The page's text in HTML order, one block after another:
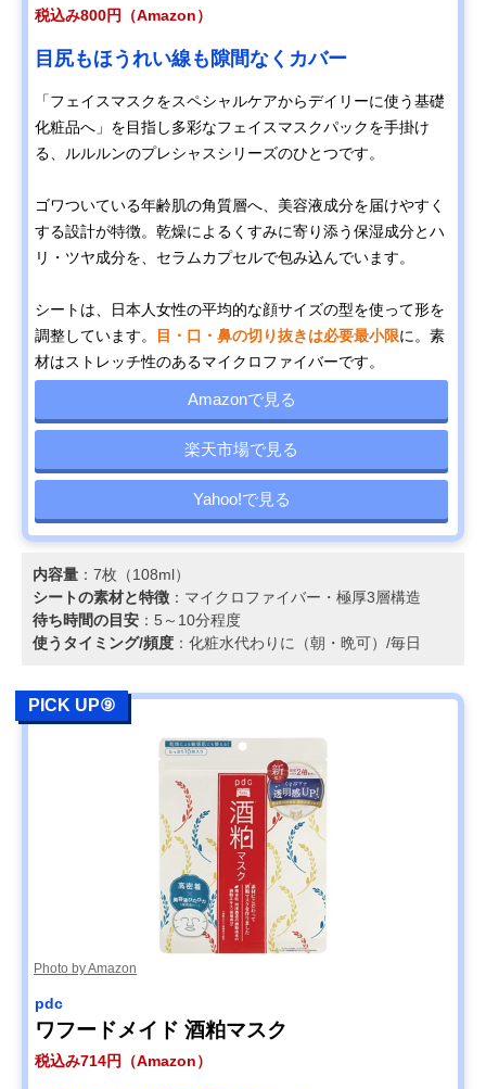
税込み800円（Amazon）
目尻もほうれい線も隙間なくカバー
「フェイスマスクをスペシャルケアからデイリーに使う基礎
化粧品へ」を目指し多彩なフェイスマスクパックを手掛け
る、ルルルンのプレシャスシリーズのひとつです。
ゴワついている年齢肌の角質層へ、美容液成分を届けやすく
する設計が特徴。乾燥によるくすみに寄り添う保湿成分とハ
リ・ツヤ成分を、セラムカプセルで包み込んでいます。
シートは、日本人女性の平均的な顔サイズの型を使って形を
調整しています。
目・口・鼻の切り抜きは必要最小限に。素
材はストレッチ性のあるマイクロファイバーです。
Amazonで見る
楽天市場で見る
Yahoo!で見る
内容量 ：7枚（108ml）
シートの素材と特徴 ：マイクロファイバー・極厚3層構造
待ち時間の目安 ：5～10分程度
使うタイミング/頻度 ：化粧水代わりに（朝・晩可）/毎日
PICK UP⑨
Photo by Amazon
pdc
ワフードメイド 酒粕マスク
税込み714円（Amazon）